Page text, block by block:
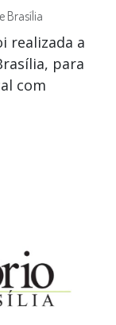
Brasília
realizada a
para
com